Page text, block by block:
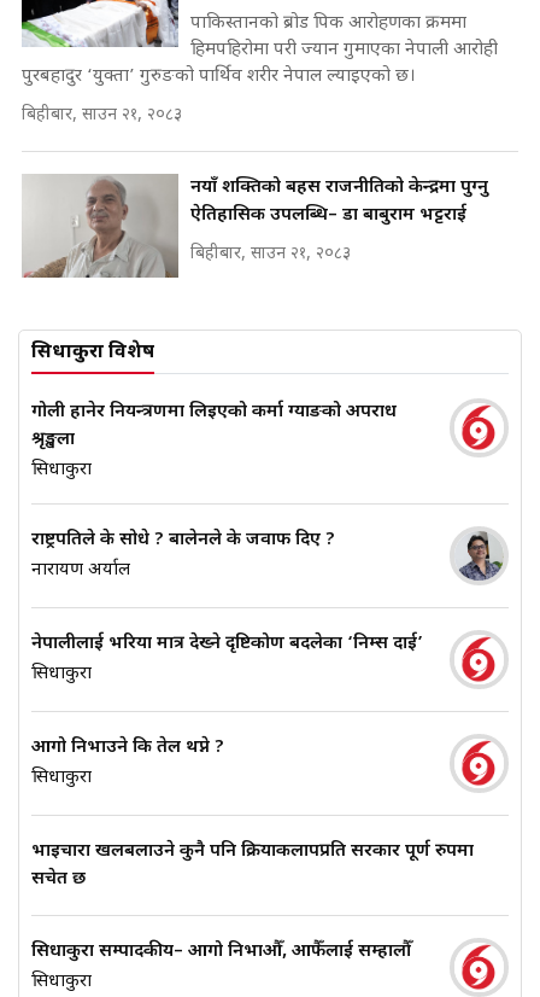
पाकिस्तानको ब्रोड पिक आरोहणका क्रममा
हिमपहिरोमा परी ज्यान गुमाएका नेपाली आरोही
पुरबहादुर ‘युक्ता’ गुरुङको पार्थिव शरीर नेपाल ल्याइएको छ।
बिहीबार, साउन २१, २०८३
नयाँ शक्तिको बहस राजनीतिको केन्द्रमा पुग्नु
ऐतिहासिक उपलब्धि– डा बाबुराम भट्टराई
बिहीबार, साउन २१, २०८३
सिधाकुरा विशेष
गोली हानेर नियन्त्रणमा लिइएको कर्मा ग्याङको अपराध
श्रृङ्खला
सिधाकुरा
राष्ट्रपतिले के सोधे ? बालेनले के जवाफ दिए ?
नारायण अर्याल
नेपालीलाई भरिया मात्र देख्ने दृष्टिकोण बदलेका ‘निम्स दाई’
सिधाकुरा
आगो निभाउने कि तेल थप्ने ?
सिधाकुरा
भाइचारा खलबलाउने कुनै पनि क्रियाकलापप्रति सरकार पूर्ण रुपमा
सचेत छ
सिधाकुरा सम्पादकीय– आगो निभाऔँ, आफैँलाई सम्हालौँ
सिधाकुरा